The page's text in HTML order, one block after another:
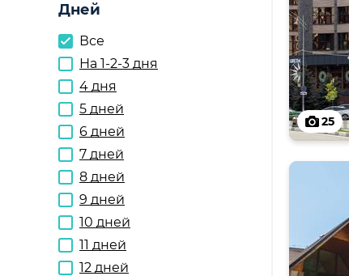
Дней
Все
На 1-2-3 дня
4 дня
5 дней
6 дней
7 дней
8 дней
9 дней
10 дней
11 дней
12 дней
25